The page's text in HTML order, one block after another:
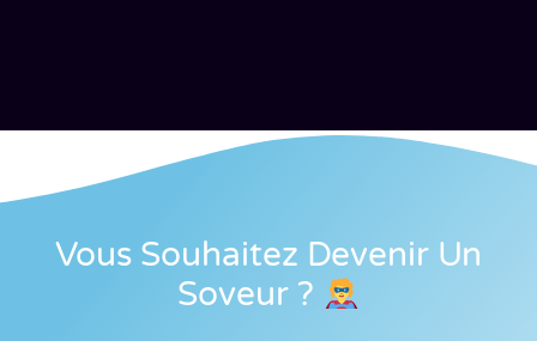
Vous Souhaitez Devenir Un
Soveur ?